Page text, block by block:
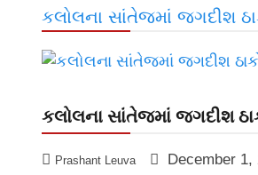
કલોલના સાંતેજમાં જગદીશ
કલોલના સાંતેજમાં જગદીશ
Prashant Leuva December 1,